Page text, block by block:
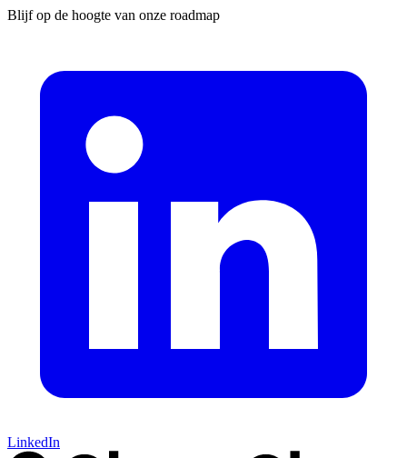
Blijf op de hoogte van onze roadmap
LinkedIn